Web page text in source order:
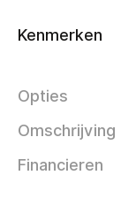
Kenmerken
Opties
Omschrijving
Financieren